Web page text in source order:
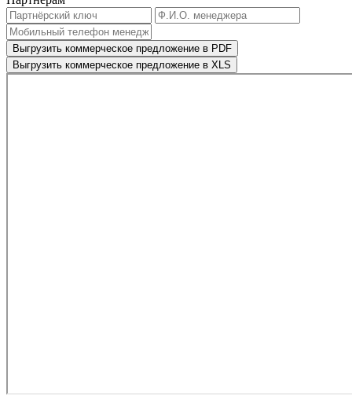
Выгрузить коммерческое предложение в PDF
Выгрузить коммерческое предложение в XLS